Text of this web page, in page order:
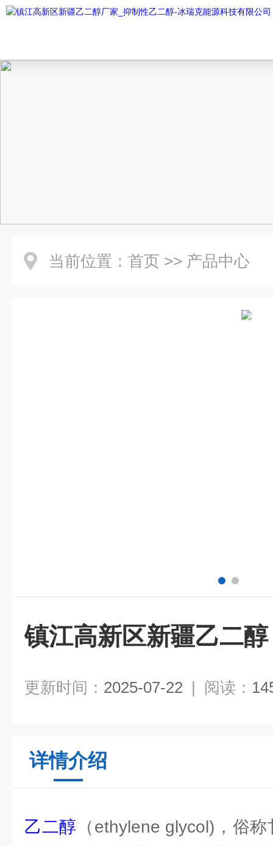
当前位置： 首页 >> 产品中心
镇江高新区新疆乙二醇
更新时间： 2025-07-22 | 阅读：
详情介绍
乙二醇 （ethylene glycol)，俗